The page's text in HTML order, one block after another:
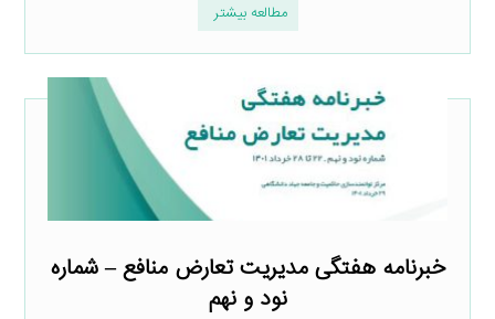
مطالعه بیشتر
خبرنامه هفتگی مدیریت تعارض منافع – شماره
نود و نهم